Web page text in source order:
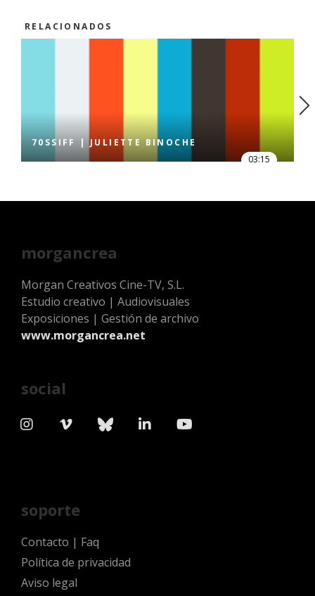
RELACIONADOS
70SSIFF | JULIETTE BINOCHE
03:15
morgancrea
Morgan Creativos Cine-TV, S.L.
Estudio creativo | Audiovisuales
Exposiciones | Gestión de archivo
www.morgancrea.net
social
soporte
Contacto | Faq
Política de privacidad
Aviso legal